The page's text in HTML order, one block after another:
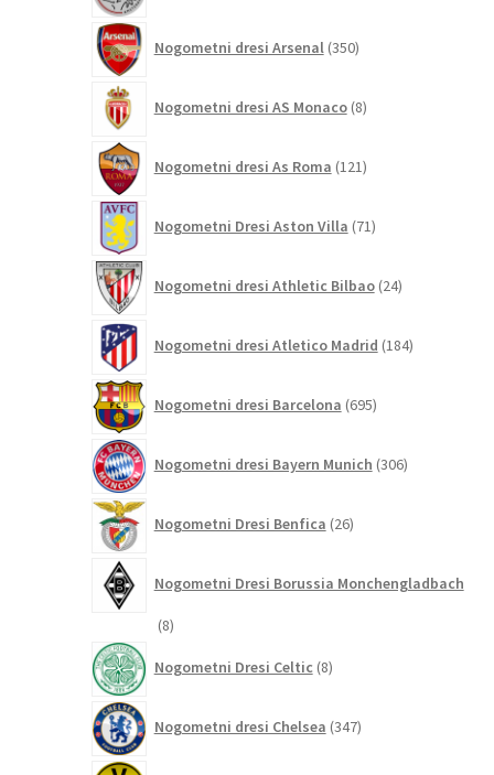
Nogometni dresi Arsenal 350izdelkov
Nogometni dresi AS Monaco 8izdelkov
Nogometni dresi As Roma 121izdelkov
Nogometni Dresi Aston Villa 71izdelkov
Nogometni dresi Athletic Bilbao 24izdelkov
Nogometni dresi Atletico Madrid 184izdelkov
Nogometni dresi Barcelona 695izdelkov
Nogometni dresi Bayern Munich 306izdelkov
Nogometni Dresi Benfica 26izdelkov
Nogometni Dresi Borussia Monchengladbach
88
Nogometni Dresi Celtic 8izdelkov
Nogometni dresi Chelsea 347izdelkov